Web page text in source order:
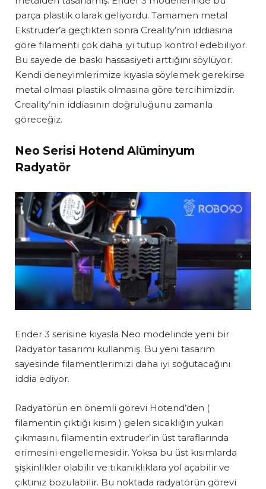
parça plastik olarak geliyordu. Tamamen metal
Ekstruder’a geçtikten sonra Creality’nin iddiasına
göre filamenti çok daha iyi tutup kontrol edebiliyor.
Bu sayede de baskı hassasiyeti arttığını söylüyor.
Kendi deneyimlerimize kıyasla söylemek gerekirse
metal olması plastik olmasına göre tercihimizdir.
Creality’nin iddiasının doğruluğunu zamanla
göreceğiz.
Neo Serisi Hotend Alüminyum
Radyatör
Ender 3 serisine kıyasla Neo modelinde yeni bir
Radyatör tasarımı kullanmış. Bu yeni tasarım
sayesinde filamentlerimizi daha iyi soğutacağını
iddia ediyor.
Radyatörün en önemli görevi Hotend’den (
filamentin çıktığı kısım ) gelen sıcaklığın yukarı
çıkmasını, filamentin extruder’in üst taraflarında
erimesini engellemesidir. Yoksa bu üst kısımlarda
şişkinlikler olabilir ve tıkanıklıklara yol açabilir ve
çıktınız bozulabilir. Bu noktada radyatörün görevi